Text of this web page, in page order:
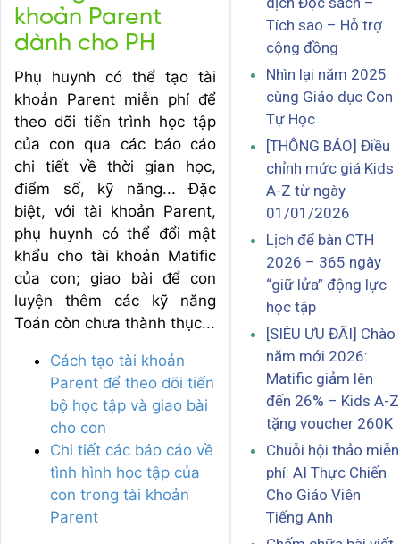
khoản Parent
dành cho PH
Phụ huynh có thể tạo tài
khoản Parent miễn phí để
theo dõi tiến trình học tập
của con qua các báo cáo
chi tiết về thời gian học,
điểm số, kỹ năng... Đặc
biệt, với tài khoản Parent,
phụ huynh có thể đổi mật
khẩu cho tài khoản Matific
của con; giao bài để con
luyện thêm các kỹ năng
Toán còn chưa thành thục...
Cách tạo tài khoản
Parent để theo dõi tiến
bộ học tập và giao bài
cho con
Chi tiết các báo cáo về
tình hình học tập của
con trong tài khoản
Parent
Tích sao – Hỗ trợ
cộng đồng
Nhìn lại năm 2025
cùng Giáo dục Con
Tự Học
[THÔNG BÁO] Điều
chỉnh mức giá Kids
A-Z từ ngày
01/01/2026
Lịch để bàn CTH
2026 – 365 ngày
“giữ lửa” động lực
học tập
[SIÊU ƯU ĐÃI] Chào
năm mới 2026:
Matific giảm lên
đến 26% – Kids A-Z
tặng voucher 260K
Chuỗi hội thảo miễn
phí: AI Thực Chiến
Cho Giáo Viên
Tiếng Anh